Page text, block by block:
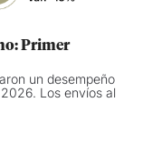
Primer
un desempeño
Los envíos al